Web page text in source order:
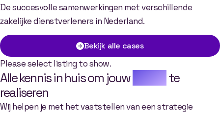
De succesvolle samenwerkingen met verschillende
zakelijke dienstverleners in Nederland.
Bekijk alle cases
Please select listing to show.
Alle kennis in huis om jouw
te
realiseren
Wij helpen je met het vaststellen van een strategie